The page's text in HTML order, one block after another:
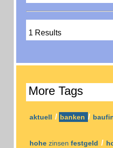
1 Results
More Tags
aktuell / banken /
hohe zinsen festgeld /